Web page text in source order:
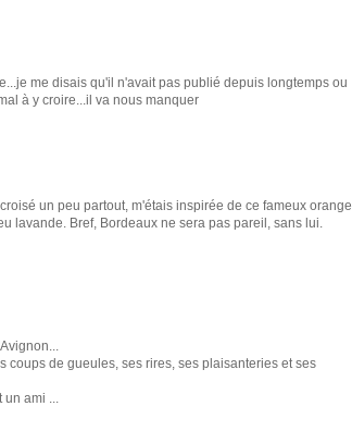
me disais qu'il n'avait pas publié depuis longtemps ou
à y croire...il va nous manquer
un peu partout, m'étais inspirée de ce fameux orange
lavande. Bref, Bordeaux ne sera pas pareil, sans lui.
coups de gueules, ses rires, ses plaisanteries et ses
ami ...